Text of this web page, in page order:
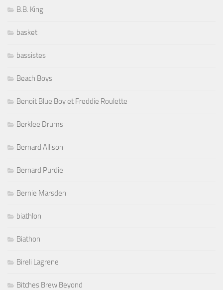
B.B. King
basket
bassistes
Beach Boys
Benoit Blue Boy et Freddie Roulette
Berklee Drums
Bernard Allison
Bernard Purdie
Bernie Marsden
biathlon
Biathon
Bireli Lagrene
Bitches Brew Beyond